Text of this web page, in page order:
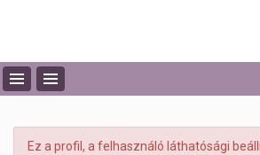
Ez a profil, a felhasználó láthatósági